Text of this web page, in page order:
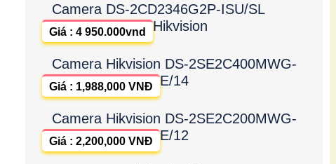
Camera DS-2CD2346G2P-ISU/SL
Hikvision
Giá : 4 950.000vnd
Camera Hikvision DS-2SE2C400MWG-
E/14
Giá : 1,988,000 VNĐ
Camera Hikvision DS-2SE2C200MWG-
E/12
Giá : 2,200,000 VNĐ